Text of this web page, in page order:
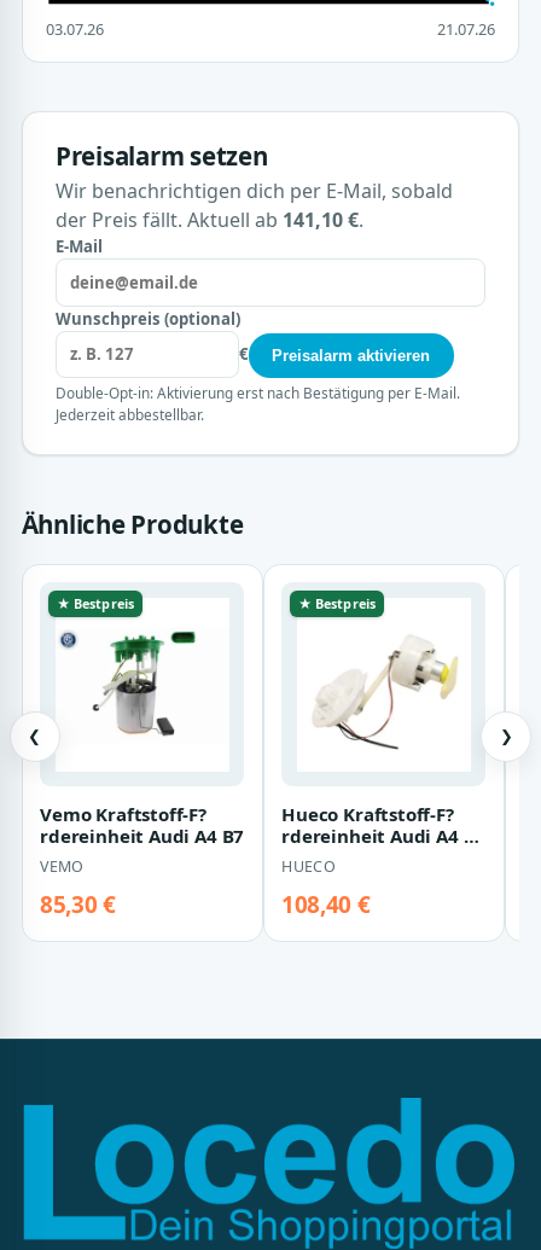
03.07.26 21.07.26
Preisalarm setzen
Wir benachrichtigen dich per E-Mail, sobald
der Preis fällt. Aktuell ab 141,10 €.
E-Mail
Wunschpreis (optional)
€
Preisalarm aktivieren
Double-Opt-in: Aktivierung erst nach Bestätigung per E-Mail.
Jederzeit abbestellbar.
Ähnliche Produkte
❮
★ Bestpreis
Vemo Kraftstoff-F?
rdereinheit Audi A4 B7
VEMO
85,30 €
★ Bestpreis
Hueco Kraftstoff-F?
rdereinheit Audi A4 B6
B7
HUECO
108,40 €
❯